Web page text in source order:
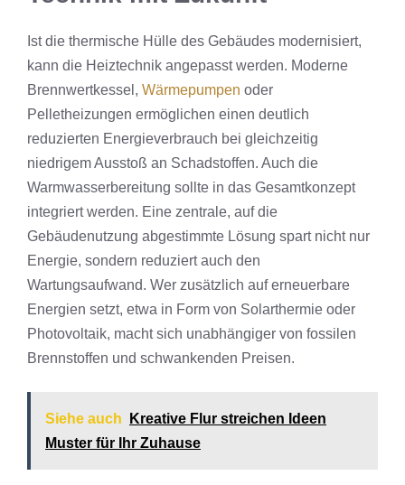
Ist die thermische Hülle des Gebäudes modernisiert,
kann die Heiztechnik angepasst werden. Moderne
Brennwertkessel, Wärmepumpen oder
Pelletheizungen ermöglichen einen deutlich
reduzierten Energieverbrauch bei gleichzeitig
niedrigem Ausstoß an Schadstoffen. Auch die
Warmwasserbereitung sollte in das Gesamtkonzept
integriert werden. Eine zentrale, auf die
Gebäudenutzung abgestimmte Lösung spart nicht nur
Energie, sondern reduziert auch den
Wartungsaufwand. Wer zusätzlich auf erneuerbare
Energien setzt, etwa in Form von Solarthermie oder
Photovoltaik, macht sich unabhängiger von fossilen
Brennstoffen und schwankenden Preisen.
Siehe auch
Kreative Flur streichen Ideen
Muster für Ihr Zuhause